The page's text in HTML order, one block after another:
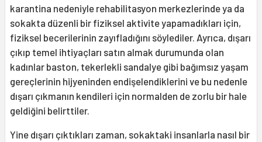
karantina nedeniyle rehabilitasyon merkezlerinde ya da
sokakta düzenli bir fiziksel aktivite yapamadıkları için,
fiziksel becerilerinin zayıfladığını söylediler. Ayrıca, dışarı
çıkıp temel ihtiyaçları satın almak durumunda olan
kadınlar baston, tekerlekli sandalye gibi bağımsız yaşam
gereçlerinin hijyeninden endişelendiklerini ve bu nedenle
dışarı çıkmanın kendileri için normalden de zorlu bir hale
geldiğini belirttiler.
Yine dışarı çıktıkları zaman, sokaktaki insanlarla nasıl bir